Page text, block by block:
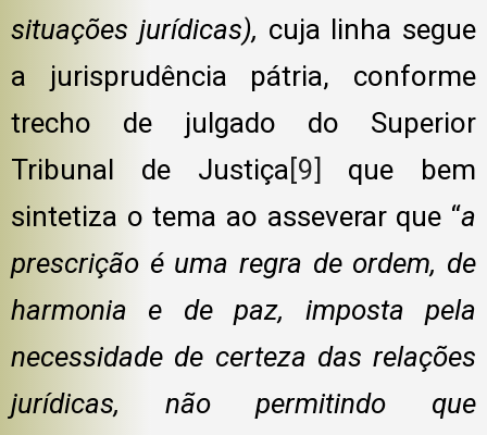
situações jurídicas), cuja linha segue
a jurisprudência pátria, conforme
trecho de julgado do Superior
Tribunal de Justiça[9]
que bem
sintetiza o tema ao asseverar que “a
prescrição é uma regra de ordem, de
harmonia e de paz, imposta pela
necessidade de certeza das relações
jurídicas, não permitindo que